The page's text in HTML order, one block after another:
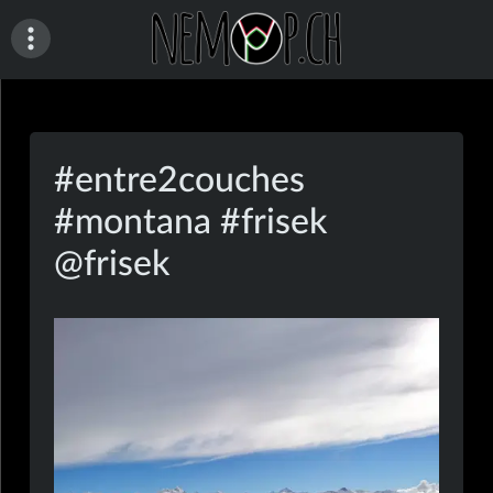
to
nemop.ch
#entre2couches
#montana #frisek
@frisek